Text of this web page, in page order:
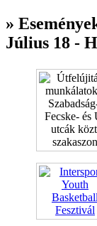
»
Július 18 -